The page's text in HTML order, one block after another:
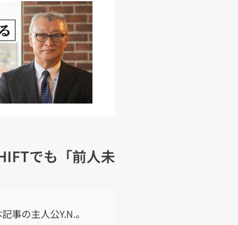
でも「前人未
事の主人公Y.N.。